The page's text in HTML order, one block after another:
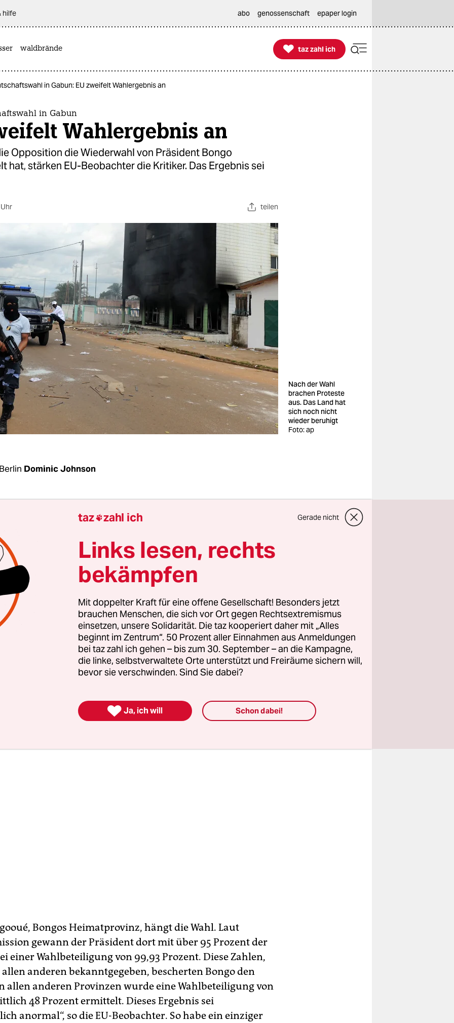
hilfe abo genossenschaft epaper login
waldbrände 
taz zahl ich
taz zahl ich
in Gabun: EU zweifelt Wahlergebnis an
in Gabun
Wahlergebnis an
Opposition die Wiederwahl von Präsident Bongo
hat, stärken EU-Beobachter die Kritiker. Das Ergebnis sei
teilen
Nach der Wahl
brachen Proteste
aus. Das Land hat
sich noch nicht
wieder beruhigt
Foto: ap
Dominic Johnson
der frisch wiedergewählte Präsident von Gabun, gerät in
Bedrängnis. Das amtliche Endergebnis, wonach er die
August mit 49,8 gegen 48,2 Pozent für den
Jean Ping gewonnen hat, wird nun auch von
der EU in Frage gestellt.
stellte sich am Dienstag hinter die
die Ergebnisse jedes einzelnen Wahllokals zu
„um eine mögliche Anfechtung zu erleichtern“, wie sie
„erhebliche Unterschiede“ zwischen dem Vorgehen
in den einzelnen Provinzen: in zwei der neun
Wahlbeobachter von der öffentlichen Bekanntgabe der
Provinz Haut-Ogooué seien gar keine Wahlergebnisse
worden.
Bongos Heimatprovinz, hängt die Wahl. Laut
gewann der Präsident dort mit über 95 Prozent der
einer Wahlbeteiligung von 99,93 Prozent. Diese Zahlen,
anderen bekanntgegeben, bescherten Bongo den
allen anderen Provinzen wurde eine Wahlbeteiligung von
48 Prozent ermittelt. Dieses Ergebnis sei
anormal“, so die EU-Beobachter. So habe ein einziger
taz zahl ich Gerade nicht
Links lesen, rechts
bekämpfen
Mit doppelter Kraft für eine offene Gesellschaft! Besonders jetzt
brauchen Menschen, die sich vor Ort gegen Rechtsextremismus
einsetzen, unsere Solidarität. Die taz kooperiert daher mit „Alles
beginnt im Zentrum“. 50 Prozent aller Einnahmen aus Anmeldungen
bei taz zahl ich gehen – bis zum 30. September – an die Kampagne,
die linke, selbstverwaltete Orte unterstützt und Freiräume sichern will,
bevor sie verschwinden. Sind Sie dabei?
 Ja, ich will Schon dabei!